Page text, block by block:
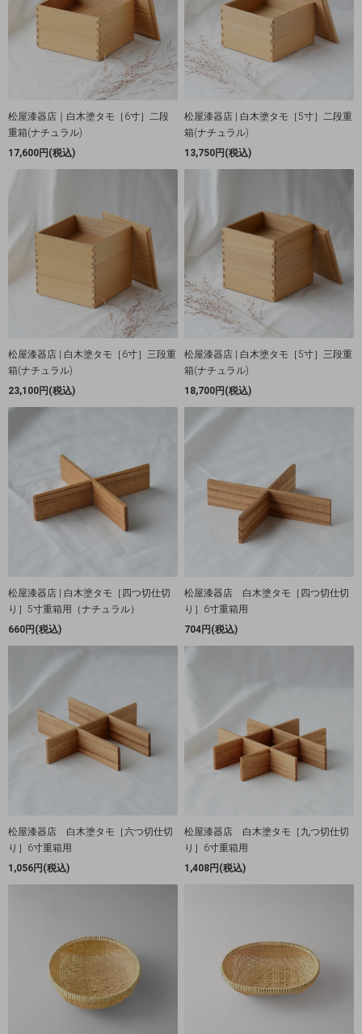
松屋漆器店｜白木塗タモ［6寸］二段
重箱(ナチュラル)
17,600円(税込)
松屋漆器店 | 白木塗タモ［5寸］二段重
箱(ナチュラル)
13,750円(税込)
松屋漆器店 | 白木塗タモ［6寸］三段重
箱(ナチュラル)
23,100円(税込)
松屋漆器店 | 白木塗タモ［5寸］三段重
箱(ナチュラル)
18,700円(税込)
松屋漆器店 | 白木塗タモ［四つ切仕切
り］5寸重箱用（ナチュラル）
660円(税込)
松屋漆器店 白木塗タモ［四つ切仕切
り］6寸重箱用
704円(税込)
松屋漆器店 白木塗タモ［六つ切仕切
り］6寸重箱用
1,056円(税込)
松屋漆器店 白木塗タモ［九つ切仕切
り］6寸重箱用
1,408円(税込)